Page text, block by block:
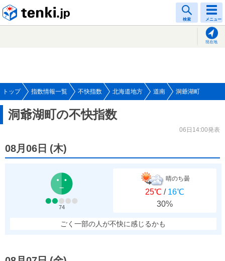
検索 メニュー
現在地
トップ 指数情報一覧 不快指数 北海道地方 道南 洞爺湖町
洞爺湖町の不快指数
06日14:00発表
08月06日 (木)
74
晴のち曇
25℃ / 16℃
30%
ごく一部の人が不快に感じるかも